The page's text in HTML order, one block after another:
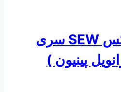
الکتروگیربکس SEW سری